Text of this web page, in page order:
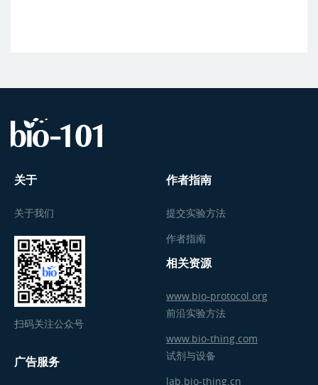
关于
关于我们
扫码关注公众号
广告服务
作者指南
提交实验方法
作者指南
相关资源
www.bio-protocol.org
前沿实验方法
www.bio-thing.com
试剂与设备
lab.bio-thing.cn